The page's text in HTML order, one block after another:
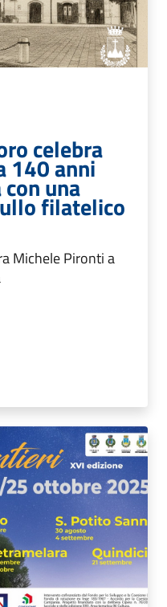
celebra
140 anni
una
filatelico
Michele Pironti a